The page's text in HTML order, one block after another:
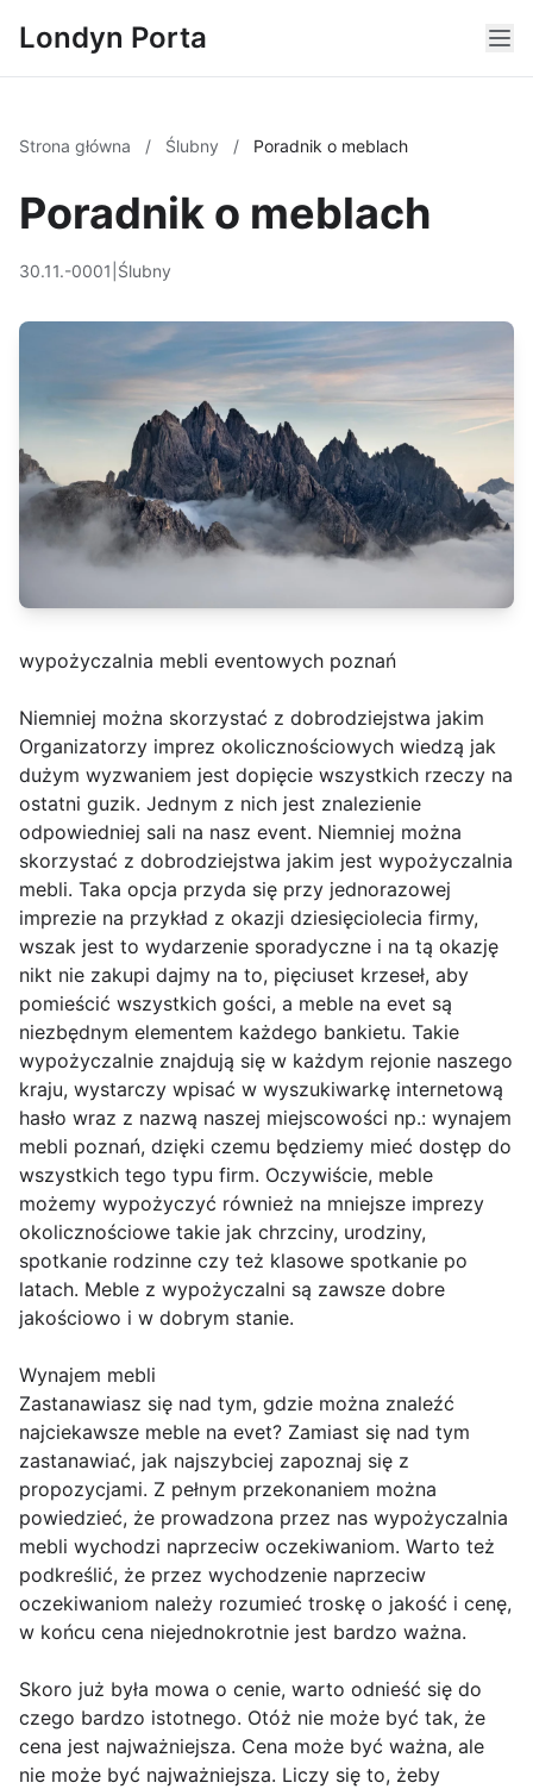
Londyn Porta
Strona główna / Ślubny / Poradnik o meblach
Poradnik o meblach
30.11.-0001 Ślubny
wypożyczalnia mebli eventowych poznań
Niemniej można skorzystać z dobrodziejstwa jakim
Organizatorzy imprez okolicznościowych wiedzą jak
dużym wyzwaniem jest dopięcie wszystkich rzeczy na
ostatni guzik. Jednym z nich jest znalezienie
odpowiedniej sali na nasz event. Niemniej można
skorzystać z dobrodziejstwa jakim jest wypożyczalnia
mebli. Taka opcja przyda się przy jednorazowej
imprezie na przykład z okazji dziesięciolecia firmy,
wszak jest to wydarzenie sporadyczne i na tą okazję
nikt nie zakupi dajmy na to, pięciuset krzeseł, aby
pomieścić wszystkich gości, a meble na evet są
niezbędnym elementem każdego bankietu. Takie
wypożyczalnie znajdują się w każdym rejonie naszego
kraju, wystarczy wpisać w wyszukiwarkę internetową
hasło wraz z nazwą naszej miejscowości np.: wynajem
mebli poznań, dzięki czemu będziemy mieć dostęp do
wszystkich tego typu firm. Oczywiście, meble
możemy wypożyczyć również na mniejsze imprezy
okolicznościowe takie jak chrzciny, urodziny,
spotkanie rodzinne czy też klasowe spotkanie po
latach. Meble z wypożyczalni są zawsze dobre
jakościowo i w dobrym stanie.
Wynajem mebli
Zastanawiasz się nad tym, gdzie można znaleźć
najciekawsze meble na evet? Zamiast się nad tym
zastanawiać, jak najszybciej zapoznaj się z
propozycjami. Z pełnym przekonaniem można
powiedzieć, że prowadzona przez nas wypożyczalnia
mebli wychodzi naprzeciw oczekiwaniom. Warto też
podkreślić, że przez wychodzenie naprzeciw
oczekiwaniom należy rozumieć troskę o jakość i cenę,
w końcu cena niejednokrotnie jest bardzo ważna.
Skoro już była mowa o cenie, warto odnieść się do
czego bardzo istotnego. Otóż nie może być tak, że
cena jest najważniejsza. Cena może być ważna, ale
nie może być najważniejsza. Liczy się to, żeby